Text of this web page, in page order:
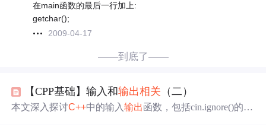
在main函数的最后一行加上:
getchar();
2009-04-17
——到底了——
【CPP基础】输入和输出相关 （二）
本文深入探讨C++中的输入输出函数，包括cin.ignore()的功